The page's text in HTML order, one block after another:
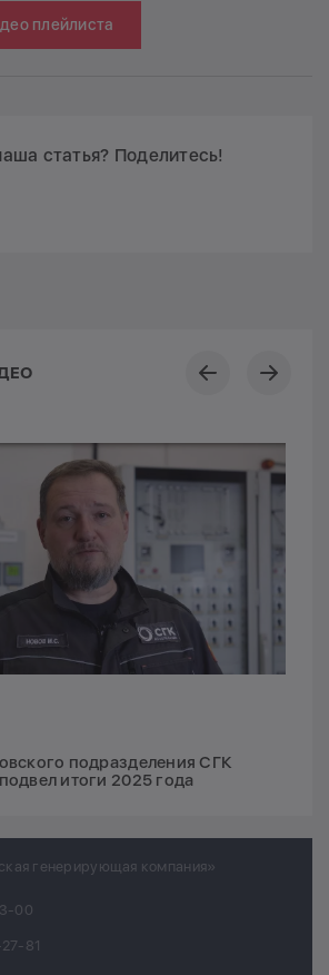
плейлиста
статья? Поделитесь!
подразделения СГК
итоги 2025 года
генерирующая компания»
00
81